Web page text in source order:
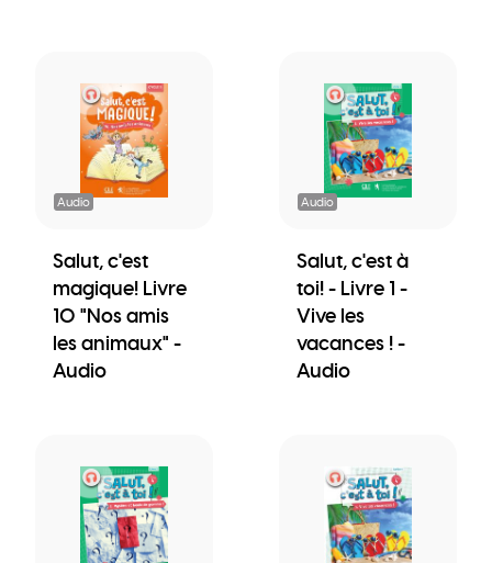
Audio
Salut, c'est
magique! Livre
10 "Nos amis
les animaux" -
Audio
Audio
Salut, c'est à
toi! - Livre 1 -
Vive les
vacances ! -
Audio